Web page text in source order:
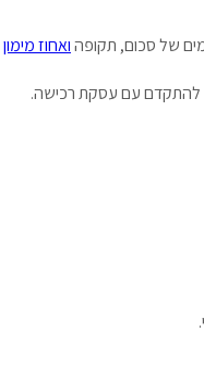
של סכום, תקופהואחוז מימון
להתקדם עם עסקת רכישה.